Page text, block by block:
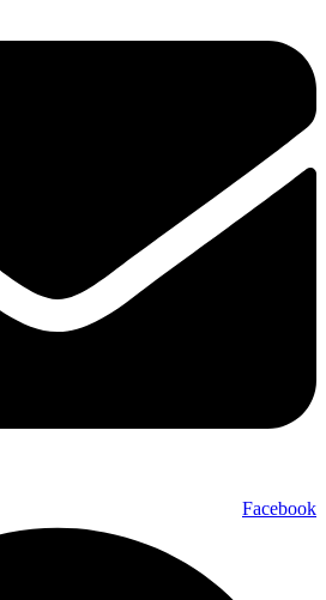
Facebook